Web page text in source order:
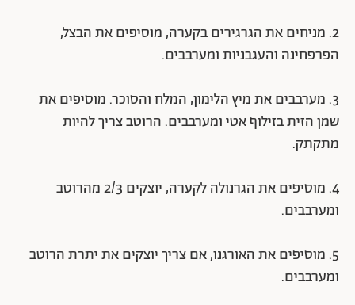
2. מניחים את הגרגירים בקערה, מוסיפים את הבצל,
הפרפחינה והעגבניות ומערבבים.
3. מערבבים את מיץ הלימון, המלח והסוכר. מוסיפים את
שמן הזית בזילוף אטי ומערבבים. הרוטב צריך להיות
מתקתק.
4. מוסיפים את הגרנולה לקערה, יוצקים 2/3 מהרוטב
ומערבבים.
5. מוסיפים את האורגנו, אם צריך יוצקים את יתרת הרוטב
ומערבבים.